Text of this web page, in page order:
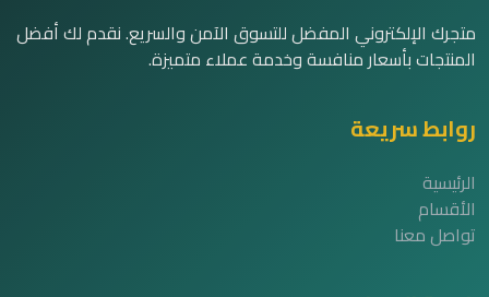
متجرك الإلكتروني المفضل للتسوق الآمن والسريع. نقدم لك أفضل
المنتجات بأسعار منافسة وخدمة عملاء متميزة.
روابط سريعة
الرئيسية
الأقسام
تواصل معنا